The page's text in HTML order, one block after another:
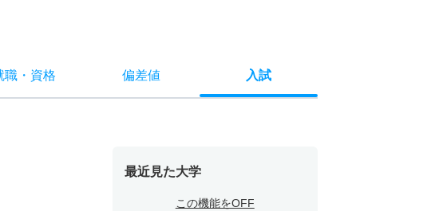
職・ 資格 偏差値 入試
最近見た大学
この機能をOFF